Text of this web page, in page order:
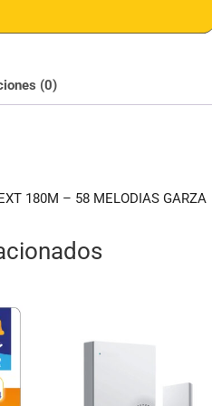
(0)
180M – 58 MELODIAS GARZA